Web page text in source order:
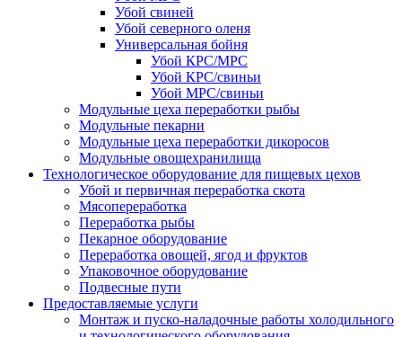
Убой свиней
Убой северного оленя
Универсальная бойня
Убой КРС/МРС
Убой КРС/свиньи
Убой МРС/свиньи
Модульные цеха переработки рыбы
Модульные пекарни
Модульные цеха переработки дикоросов
Модульные овощехранилища
Технологическое оборудование для пищевых цехов
Убой и первичная переработка скота
Мясопереработка
Переработка рыбы
Пекарное оборудование
Переработка овощей, ягод и фруктов
Упаковочное оборудование
Подвесные пути
Предоставляемые услуги
Монтаж и пуско-наладочные работы холодильного